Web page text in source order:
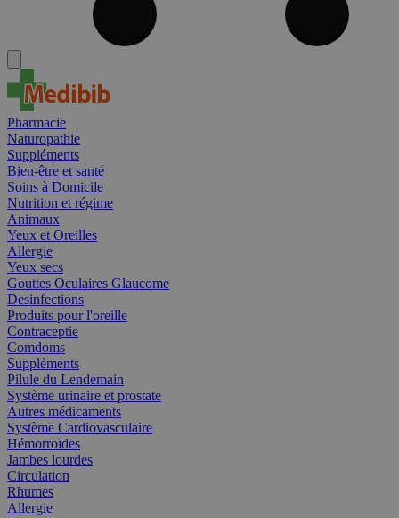
Pharmacie
Naturopathie
Suppléments
Bien-être et santé
Soins à Domicile
Nutrition et régime
Animaux
Yeux et Oreilles
Allergie
Yeux secs
Gouttes Oculaires Glaucome
Desinfections
Produits pour l'oreille
Contraceptie
Comdoms
Suppléments
Pilule du Lendemain
Système urinaire et prostate
Autres médicaments
Système Cardiovasculaire
Hémorroïdes
Jambes lourdes
Circulation
Rhumes
Allergie